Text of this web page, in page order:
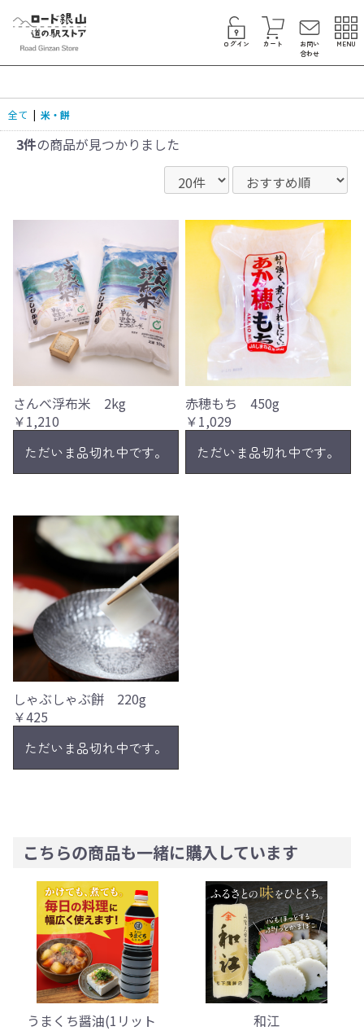
ログイン カート
お問い
合わせ
MENU
全て | 米・餅
3件の商品が見つかりました
さんべ浮布米 2kg
￥1,210
ただいま品切れ中です。
赤穂もち 450g
￥1,029
ただいま品切れ中です。
しゃぶしゃぶ餅 220g
￥425
ただいま品切れ中です。
こちらの商品も一緒に購入しています
和江 和江の光